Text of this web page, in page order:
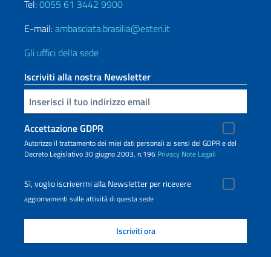
Tel:0055 61 3442 9900
E-mail:ambasciata.brasilia@esteri.it
Gli uffici della sede
Iscriviti alla nostra Newsletter
Inserisci la tua email
Accettazione GDPR
Autorizzo il trattamento dei miei dati personali ai sensi del GDPR e del
Decreto Legislativo 30 giugno 2003, n.196 Privacy Note Legali
Sì, voglio iscrivermi alla Newsletter per ricevere
aggiornamenti sulle attività di questa sede